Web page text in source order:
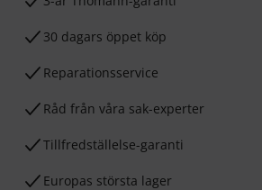
30 dagars öppet köp
Reparationsservice
Råd från våra sak-experter
Tillfredställelse-garanti
Europas största lager